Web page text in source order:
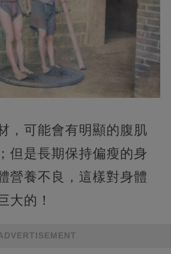
，可能會有明顯的腹肌
但是長期保持偏瘦的身
營養不良，這樣對身體
大的！